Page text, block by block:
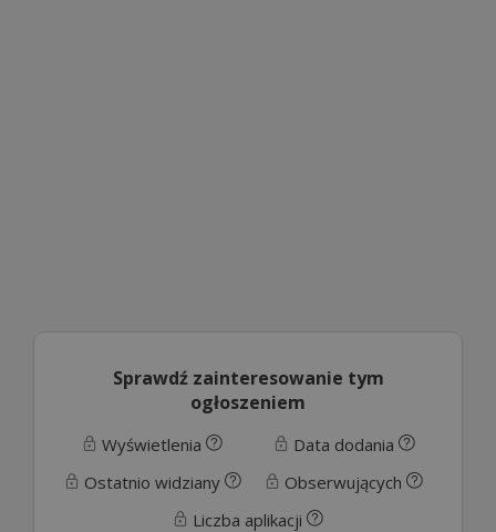
Sprawdź zainteresowanie tym
ogłoszeniem
Wyświetlenia
Data dodania
Ostatnio widziany
Obserwujących
Liczba aplikacji